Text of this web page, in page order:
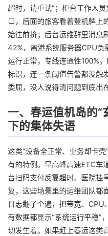
超时，请重试”；柜台工作人
口，后面的旅客看着登机牌上
始往前挤；后台运维群里消息
42%，离港系统服务器CPU
运行正常，专线连通性100%
标识，连一条阈值告警都没
委屈，没人说得清问题到底出
一、春运值机岛的“
下的集体失语
这类“设备全正常、业务却卡
有的特例。早高峰高速ETC车
台扫码支付反复超时、医院挂
复，这些场景里的运维团队都
日志翻了个遍，把带宽、
有数据都显示“系统运行平稳”
切发生着。如果赶上春运这类